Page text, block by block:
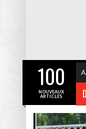
100
NOUVEAUX
ARTICLES
GF38